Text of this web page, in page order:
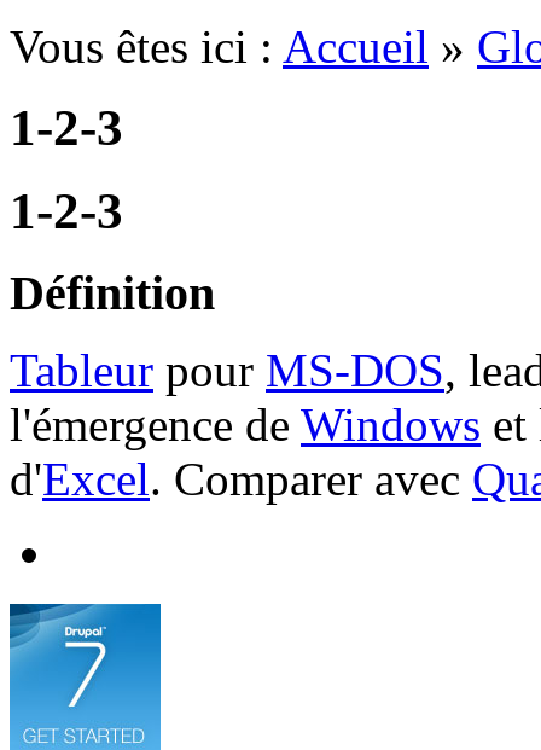
Vous êtes ici : Accueil »
1-2-3
1-2-3
Définition
Tableur pour MS-DOS,
l'émergence de Windows et
d'Excel. Comparer avec